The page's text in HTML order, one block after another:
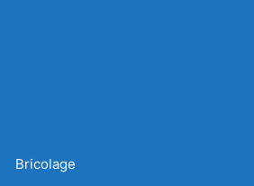
Bricolage